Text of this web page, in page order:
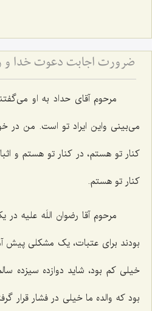
مرحوم آقای حداد به او
می‌بینی واین ایراد تو است. من در
کنار تو هستم، در کنار تو هستم و
کنار تو هستم.
مرحوم آقا رضوان اللَه علیه
بودند برای عتبات، یک مشکلی پیش
خیلی کم بود، شاید دوازده سیزده
بود که والده ما خیلی در فشار قرار